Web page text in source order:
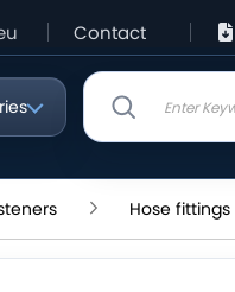
Contact
Hose fittings